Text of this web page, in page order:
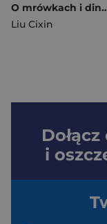
O mrówkach
Liu Cixin
Dołącz
i